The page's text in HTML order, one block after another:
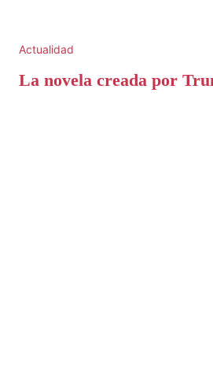
Actualidad
La novela creada por